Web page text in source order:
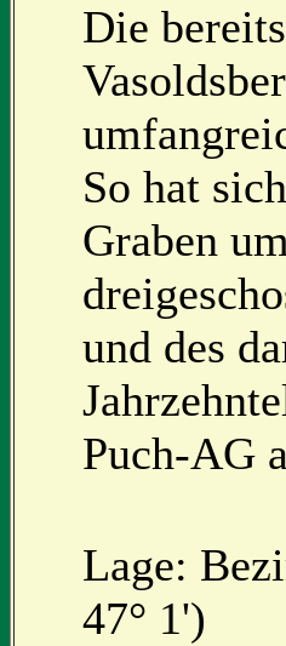
Die
So hat
Graben
und des
Puch-AG
Lage:
47° 1')